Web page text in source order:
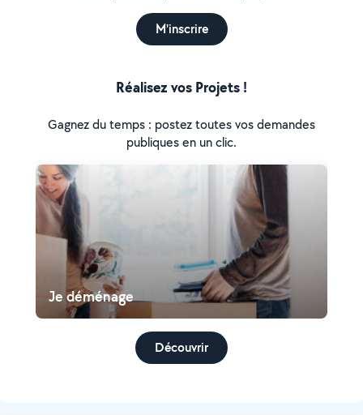
M'inscrire
Réalisez vos Projets !
Gagnez du temps : postez toutes vos demandes
publiques en un clic.
Je déménage
Découvrir